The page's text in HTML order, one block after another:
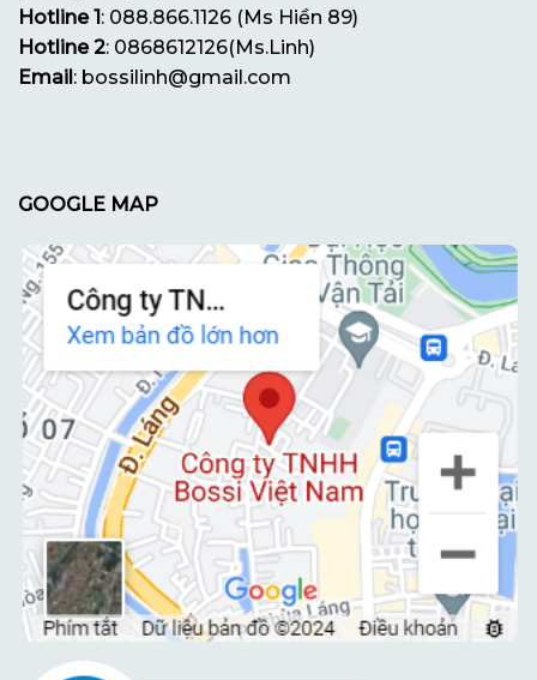
Hotline 1: 088.866.1126 (Ms Hiền 89)
Hotline 2: 0868612126(Ms.Linh)
Email: bossilinh@gmail.com
GOOGLE MAP